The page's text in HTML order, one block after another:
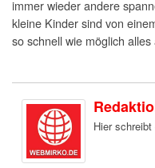
immer wieder andere
kleine Kinder sind von
so schnell wie möglich
Hier